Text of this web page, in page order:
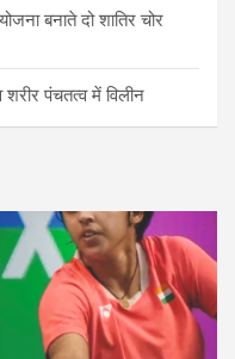
बनाते दो शातिर चोर
शरीर पंचतत्व में विलीन